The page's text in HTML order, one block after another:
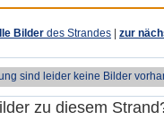
Bilder des Strandes zur
sind leider keine Bilder
zu diesem